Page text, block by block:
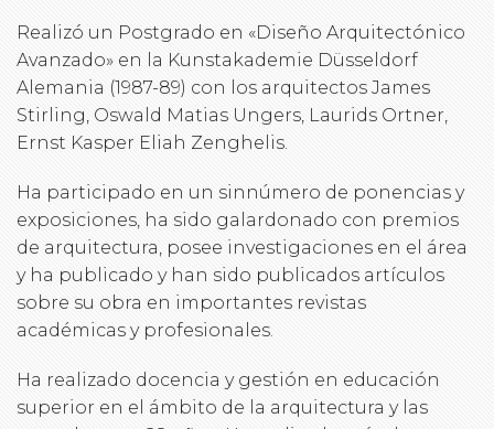
Realizó un Postgrado en «Diseño Arquitectónico
Avanzado» en la Kunstakademie Düsseldorf
Alemania (1987-89) con los arquitectos James
Stirling, Oswald Matias Ungers, Laurids Ortner,
Ernst Kasper Eliah Zenghelis.
Ha participado en un sinnúmero de ponencias y
exposiciones, ha sido galardonado con premios
de arquitectura, posee investigaciones en el área
y ha publicado y han sido publicados artículos
sobre su obra en importantes revistas
académicas y profesionales.
Ha realizado docencia y gestión en educación
superior en el ámbito de la arquitectura y las